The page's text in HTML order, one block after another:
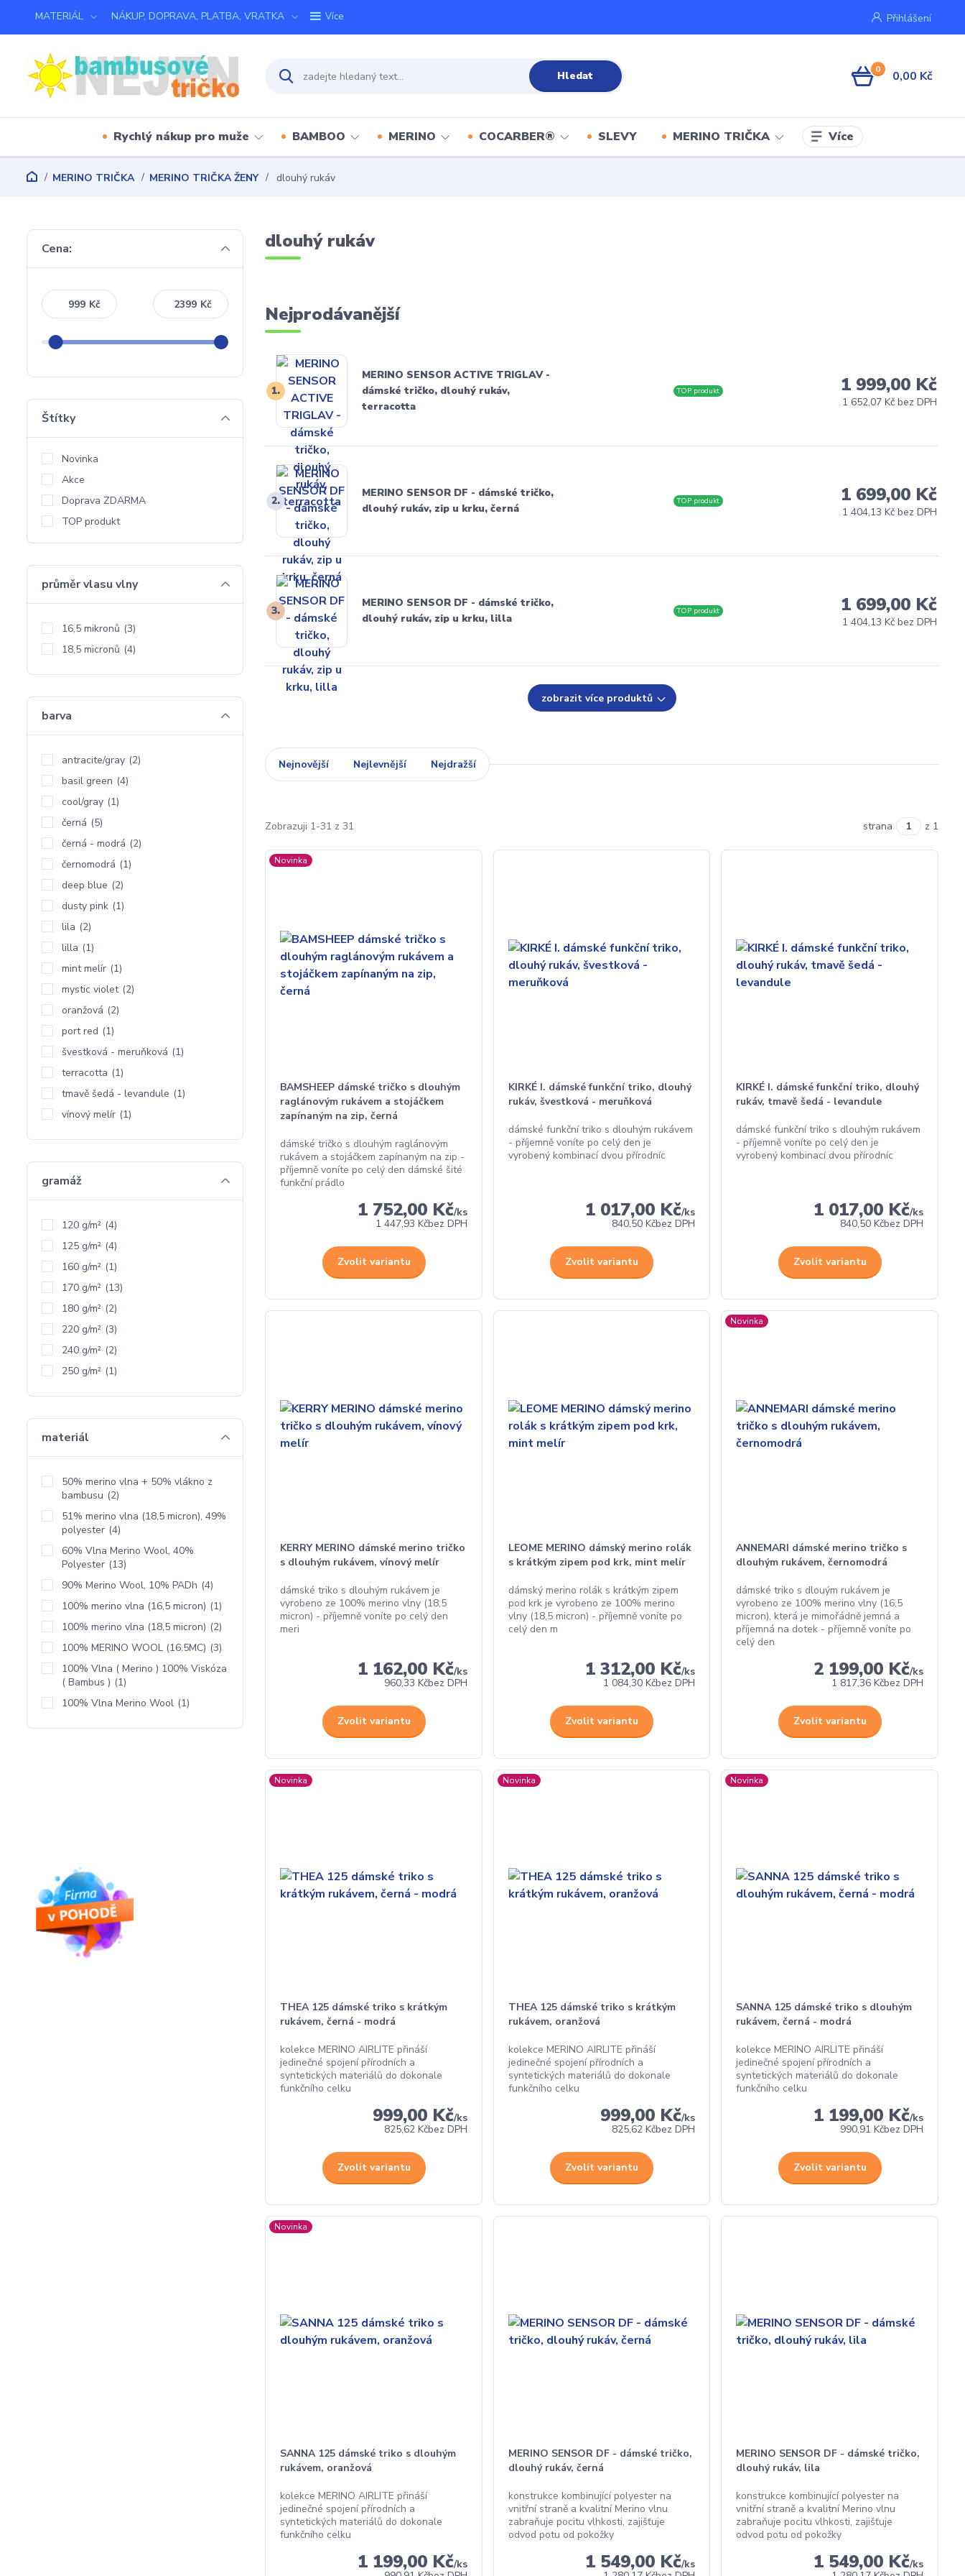
MATERIÁL NÁKUP, DOPRAVA, PLATBA, VRATKA Více Přihlášení
Hledat 0 0,00 Kč
Rychlý nákup pro muže BAMBOO MERINO COCARBER® SLEVY MERINO TRIČKA Více
MERINO TRIČKA MERINO TRIČKA ŽENY dlouhý rukáv
dlouhý rukáv
Nejprodávanější
1.
MERINO SENSOR ACTIVE TRIGLAV -
dámské tričko, dlouhý rukáv,
terracotta
TOP produkt 1 999,00 Kč
1 652,07 Kč bez DPH
2.
MERINO SENSOR DF - dámské tričko,
dlouhý rukáv, zip u krku, černá
TOP produkt 1 699,00 Kč
1 404,13 Kč bez DPH
3.
MERINO SENSOR DF - dámské tričko,
dlouhý rukáv, zip u krku, lilla
TOP produkt 1 699,00 Kč
1 404,13 Kč bez DPH
zobrazit více produktů
Nejnovější Nejlevnější Nejdražší
Zobrazuji 1-31 z 31 strana z 1
Novinka
BAMSHEEP dámské tričko s dlouhým
raglánovým rukávem a stojáčkem
zapínaným na zip, černá
dámské tričko s dlouhým raglánovým
rukávem a stojáčkem zapínaným na zip -
příjemně voníte po celý den dámské šité
funkční prádlo
1 752,00 Kč/ks
1 447,93 Kčbez DPH
Zvolit variantu
KIRKÉ I. dámské funkční triko, dlouhý
rukáv, švestková - meruňková
dámské funkční triko s dlouhým rukávem
- příjemně voníte po celý den je
vyrobený kombinací dvou přírodníc
1 017,00 Kč/ks
840,50 Kčbez DPH
Zvolit variantu
KIRKÉ I. dámské funkční triko, dlouhý
rukáv, tmavě šedá - levandule
dámské funkční triko s dlouhým rukávem
- příjemně voníte po celý den je
vyrobený kombinací dvou přírodníc
1 017,00 Kč/ks
840,50 Kčbez DPH
Zvolit variantu
KERRY MERINO dámské merino tričko
s dlouhým rukávem, vínový melír
dámské triko s dlouhým rukávem je
vyrobeno ze 100% merino vlny (18,5
micron) - příjemně voníte po celý den
meri
1 162,00 Kč/ks
960,33 Kčbez DPH
Zvolit variantu
LEOME MERINO dámský merino rolák
s krátkým zipem pod krk, mint melír
dámský merino rolák s krátkým zipem
pod krk je vyrobeno ze 100% merino
vlny (18,5 micron) - příjemně voníte po
celý den m
1 312,00 Kč/ks
1 084,30 Kčbez DPH
Zvolit variantu
Novinka
ANNEMARI dámské merino tričko s
dlouhým rukávem, černomodrá
dámské triko s dlouým rukávem je
vyrobeno ze 100% merino vlny (16,5
micron), která je mimořádně jemná a
příjemná na dotek - příjemně voníte po
celý den
2 199,00 Kč/ks
1 817,36 Kčbez DPH
Zvolit variantu
Novinka
THEA 125 dámské triko s krátkým
rukávem, černá - modrá
kolekce MERINO AIRLITE přináší
jedinečné spojení přírodních a
syntetických materiálů do dokonale
funkčního celku
999,00 Kč/ks
825,62 Kčbez DPH
Zvolit variantu
Novinka
THEA 125 dámské triko s krátkým
rukávem, oranžová
kolekce MERINO AIRLITE přináší
jedinečné spojení přírodních a
syntetických materiálů do dokonale
funkčního celku
999,00 Kč/ks
825,62 Kčbez DPH
Zvolit variantu
Novinka
SANNA 125 dámské triko s dlouhým
rukávem, černá - modrá
kolekce MERINO AIRLITE přináší
jedinečné spojení přírodních a
syntetických materiálů do dokonale
funkčního celku
1 199,00 Kč/ks
990,91 Kčbez DPH
Zvolit variantu
Novinka
SANNA 125 dámské triko s dlouhým
rukávem, oranžová
kolekce MERINO AIRLITE přináší
jedinečné spojení přírodních a
syntetických materiálů do dokonale
funkčního celku
1 199,00 Kč/ks
MERINO SENSOR DF - dámské tričko,
dlouhý rukáv, černá
konstrukce kombinující polyester na
vnitřní straně a kvalitní Merino vlnu
zabraňuje pocitu vlhkosti, zajišťuje
odvod potu od pokožky
1 549,00 Kč/ks
MERINO SENSOR DF - dámské tričko,
dlouhý rukáv, lila
konstrukce kombinující polyester na
vnitřní straně a kvalitní Merino vlnu
zabraňuje pocitu vlhkosti, zajišťuje
odvod potu od pokožky
1 549,00 Kč/ks
Cena:
Kč Kč
Štítky
Novinka
Akce
Doprava ZDARMA
TOP produkt
průměr vlasu vlny
16,5 mikronů (3)
18,5 micronů (4)
barva
antracite/gray (2)
basil green (4)
cool/gray (1)
černá (5)
černá - modrá (2)
černomodrá (1)
deep blue (2)
dusty pink (1)
lila (2)
lilla (1)
mint melír (1)
mystic violet (2)
oranžová (2)
port red (1)
švestková - meruňková (1)
terracotta (1)
tmavě šedá - levandule (1)
vínový melír (1)
gramáž
120 g/m² (4)
125 g/m² (4)
160 g/m² (1)
170 g/m² (13)
180 g/m² (2)
220 g/m² (3)
240 g/m² (2)
250 g/m² (1)
materiál
50% merino vlna + 50% vlákno z
bambusu (2)
51% merino vlna (18,5 micron), 49%
polyester (4)
60% Vlna Merino Wool, 40%
Polyester (13)
90% Merino Wool, 10% PADh (4)
100% merino vlna (16,5 micron) (1)
100% merino vlna (18,5 micron) (2)
100% MERINO WOOL (16.5MC) (3)
100% Vlna ( Merino ) 100% Viskóza
( Bambus ) (1)
100% Vlna Merino Wool (1)